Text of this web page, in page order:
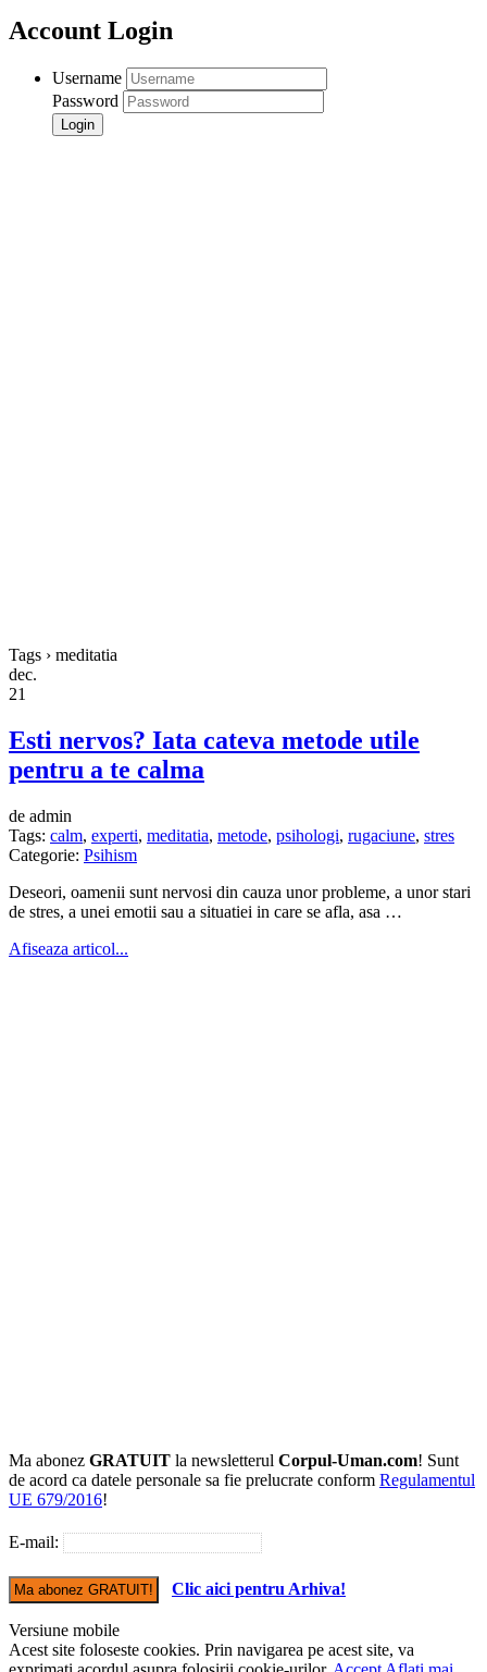
Account Login
Username
Password
Tags › meditatia
dec.
21
Esti nervos? Iata cateva metode utile
pentru a te calma
de admin
Tags: calm, experti, meditatia, metode, psihologi, rugaciune, stres
Categorie: Psihism
Deseori, oamenii sunt nervosi din cauza unor probleme, a unor stari
de stres, a unei emotii sau a situatiei in care se afla, asa …
Afiseaza articol...
Ma abonez GRATUIT la newsletterul Corpul-Uman.com! Sunt
de acord ca datele personale sa fie prelucrate conform Regulamentul
UE 679/2016!
E-mail:
Clic aici pentru Arhiva!
Versiune mobile
Acest site foloseste cookies. Prin navigarea pe acest site, va